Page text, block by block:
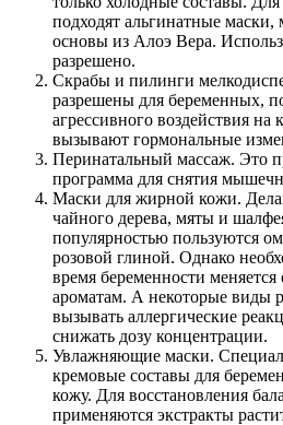
подходят альгинатные маски,
основы из Алоэ Вера.
разрешено.
Скрабы и пилинги
разрешены для беременных,
агрессивного воздействия
вызывают гормональные
Перинатальный массаж. Это
программа для снятия
Маски для жирной кожи.
чайного дерева, мяты и
популярностью пользуются
розовой глиной. Однако
время беременности
ароматам. А некоторые виды
вызывать аллергические
снижать дозу концентрации.
Увлажняющие маски.
кремовые составы для
кожу. Для восстановления
применяются экстракты